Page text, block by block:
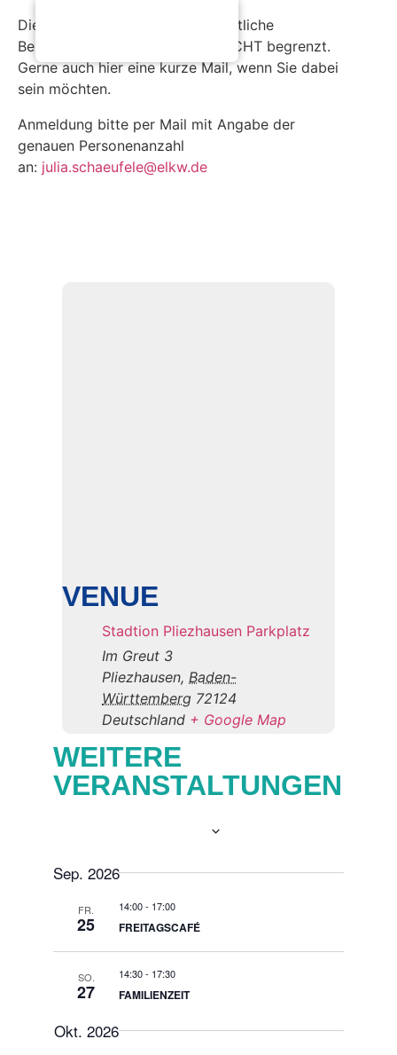
Die Teilnehmerzahl für das gemütliche
Beisammensein mit Grillen ist NICHT begrenzt.
Gerne auch hier eine kurze Mail, wenn Sie dabei
sein möchten.
Anmeldung bitte per Mail mit Angabe der
genauen Personenanzahl
an: julia.schaeufele@elkw.de
VENUE
Stadtion Pliezhausen Parkplatz
Im Greut 3
Pliezhausen, Baden-
Württemberg 72124
Deutschland + Google Map
WEITERE
VERANSTALTUNGEN
date.
Sep. 2026
FR.
25
14:00- 17:00
FREITAGSCAFÉ
SO.
27
14:30- 17:30
FAMILIENZEIT
Okt. 2026